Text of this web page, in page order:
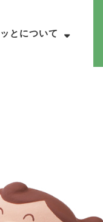
とについて